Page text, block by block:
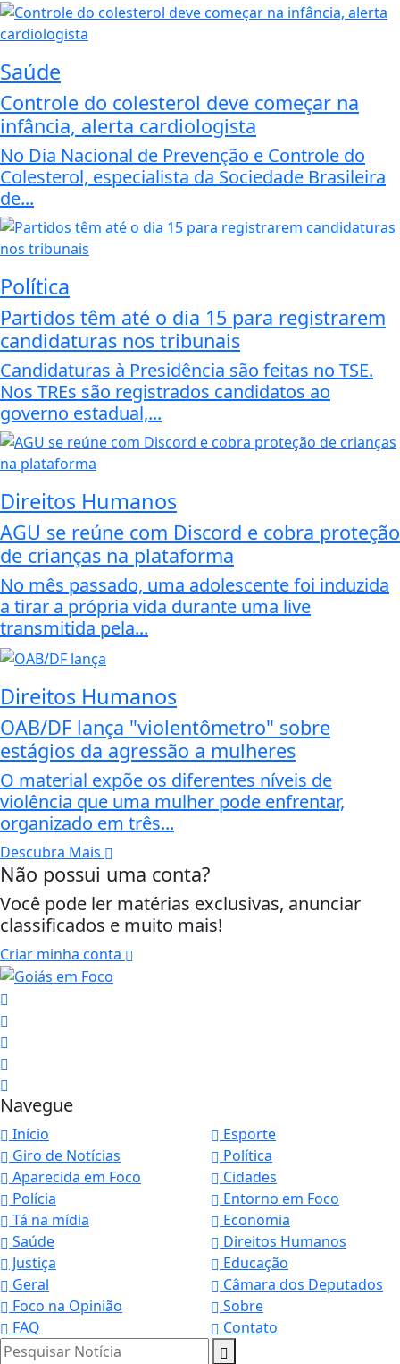
Saúde
Controle do colesterol deve começar na
infância, alerta cardiologista
No Dia Nacional de Prevenção e Controle do
Colesterol, especialista da Sociedade Brasileira
de...
Política
Partidos têm até o dia 15 para registrarem
candidaturas nos tribunais
Candidaturas à Presidência são feitas no TSE.
Nos TREs são registrados candidatos ao
governo estadual,...
Direitos Humanos
AGU se reúne com Discord e cobra proteção
de crianças na plataforma
No mês passado, uma adolescente foi induzida
a tirar a própria vida durante uma live
transmitida pela...
Direitos Humanos
OAB/DF lança "violentômetro" sobre
estágios da agressão a mulheres
O material expõe os diferentes níveis de
violência que uma mulher pode enfrentar,
organizado em três...
Descubra Mais
Não possui uma conta?
Você pode ler matérias exclusivas, anunciar
classificados e muito mais!
Criar minha conta
Navegue
Início
Esporte
Giro de Notícias
Política
Aparecida em Foco
Cidades
Polícia
Entorno em Foco
Tá na mídia
Economia
Saúde
Direitos Humanos
Justiça
Educação
Geral
Câmara dos Deputados
Foco na Opinião
Sobre
FAQ
Contato
Pesquisar Notícia